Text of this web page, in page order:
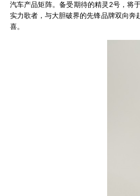
汽车产品矩阵。备受期待的精灵2号，将
实力歌者，与大胆破界的先锋品牌双向
喜。